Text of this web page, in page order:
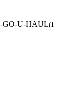
GO-U-HAUL(1-